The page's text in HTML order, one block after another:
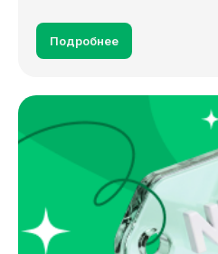
Подробнее